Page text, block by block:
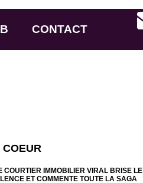
CONTACT
COURTIER IMMOBILIER VIRAL BRISE LE
ET COMMENTE TOUTE LA SAGA